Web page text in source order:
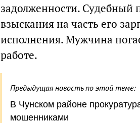
задолженности. Судебный
взыскания на часть его
исполнения. Мужчина
работе.
Предыдущая новость по этой теме:
В Чунском районе
мошенниками